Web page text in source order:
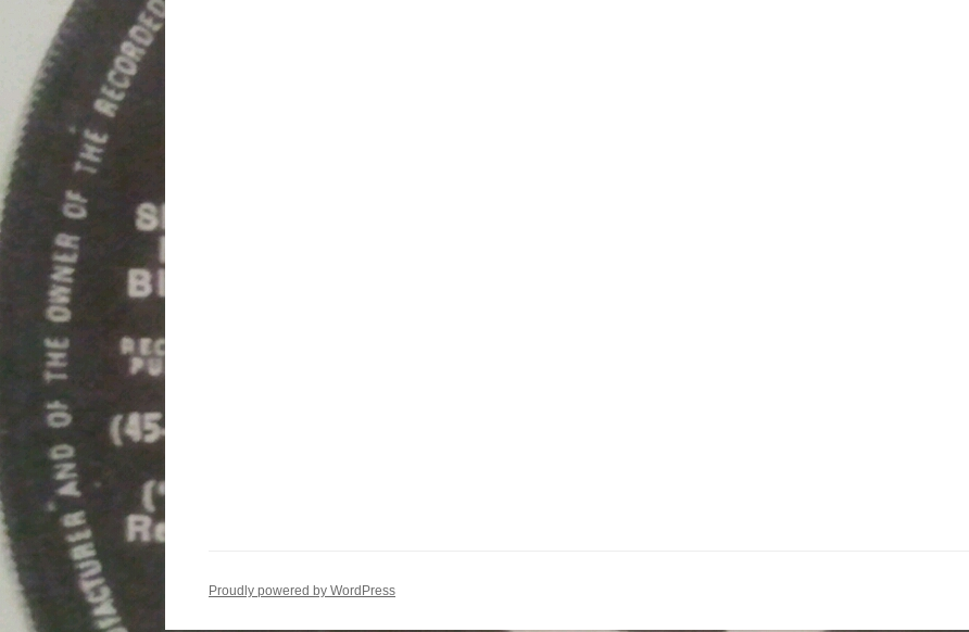
Proudly powered by WordPress